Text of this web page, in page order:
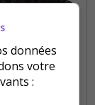
données
votre
: